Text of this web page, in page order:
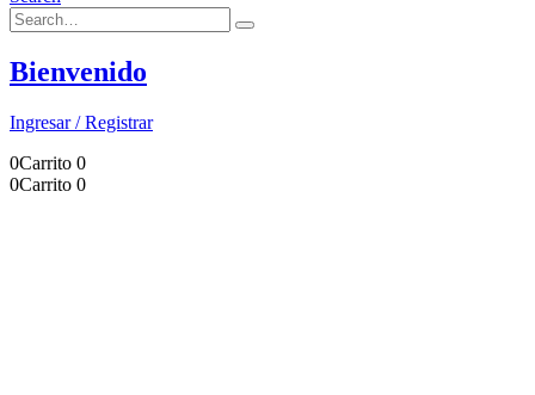
Bienvenido
Ingresar / Registrar
0Carrito 0
0Carrito 0